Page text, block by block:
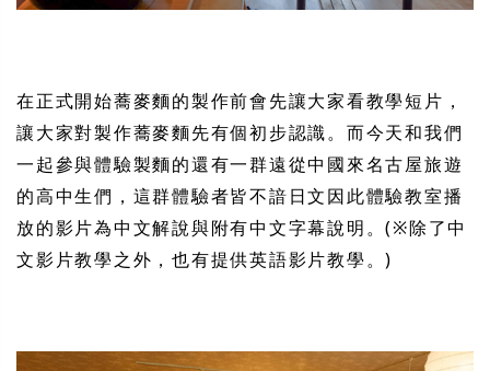
在正式開始蕎麥麵的製作前會先讓大家看教學短片，
讓大家對製作蕎麥麵先有個初步認識。而今天和我們
一起參與體驗製麵的還有一群遠從中國來名古屋旅遊
的高中生們，這群體驗者皆不諳日文因此體驗教室播
放的影片為中文解說與附有中文字幕說明。(※除了中
文影片教學之外，也有提供英語影片教學。)